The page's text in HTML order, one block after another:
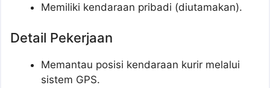
Memiliki kendaraan pribadi (diutamakan).
Detail Pekerjaan
Memantau posisi kendaraan kurir melalui
sistem GPS.